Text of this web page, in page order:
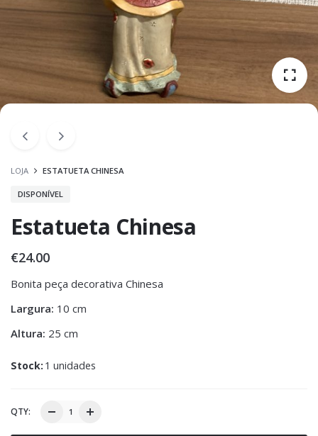
LOJA ESTATUETA CHINESA
DISPONÍVEL
Estatueta Chinesa
€24.00
Bonita peça decorativa Chinesa
Largura: 10 cm
Altura: 25 cm
Stock: 1 unidades
QTY: